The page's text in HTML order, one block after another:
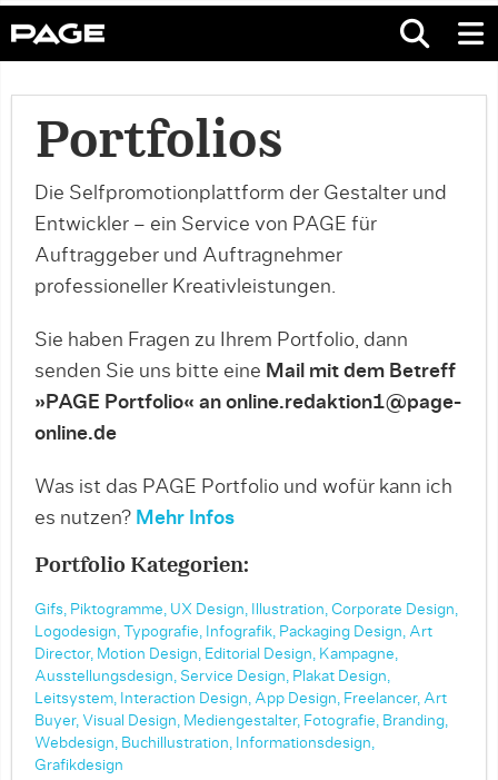
Portfolios
Die Selfpromotionplattform der Gestalter und
Entwickler – ein Service von PAGE für
Auftraggeber und Auftragnehmer
professioneller Kreativleistungen.
Sie haben Fragen zu Ihrem Portfolio, dann
senden Sie uns bitte eine Mail mit dem Betreff
»PAGE Portfolio« an online.redaktion1@page-
online.de
Was ist das PAGE Portfolio und wofür kann ich
es nutzen? Mehr Infos
Portfolio Kategorien:
Gifs, Piktogramme, UX Design, Illustration, Corporate Design,
Logodesign,
Typografie, Infografik, Packaging Design, Art
Director, Motion Design, Editorial Design, Kampagne,
Ausstellungsdesign, Service Design, Plakat Design,
Leitsystem, Interaction Design, App Design, Freelancer, Art
Buyer, Visual Design, Mediengestalter, Fotografie, Branding,
Webdesign, Buchillustration, Informationsdesign,
Grafikdesign